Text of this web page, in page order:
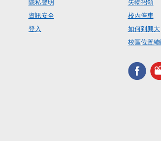
隱私聲明
資訊安全
登入
失物招領
校內停車
如何到興大
校區位置總